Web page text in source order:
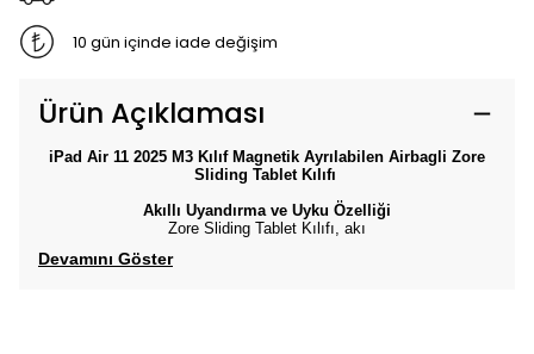
10 gün içinde iade değişim
Ürün Açıklaması
iPad Air 11 2025 M3 Kılıf Magnetik Ayrılabilen Airbagli Zore
Sliding Tablet Kılıfı
Akıllı Uyandırma ve Uyku Özelliği
Zore Sliding Tablet Kılıfı, akı
Devamını Göster